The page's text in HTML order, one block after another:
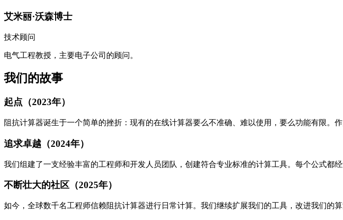
艾米丽·沃森博士
技术顾问
电气工程教授，主要电子公司的顾问。
我们的故事
起点（2023年）
阻抗计算器诞生于一个简单的挫折：现有的在线计算器要么不准确、难以使用，要么功能有限。
追求卓越（2024年）
我们组建了一支经验丰富的工程师和开发人员团队，创建符合专业标准的计算工具。每个公式都
不断壮大的社区（2025年）
如今，全球数千名工程师信赖阻抗计算器进行日常计算。我们继续扩展我们的工具，改进我们的